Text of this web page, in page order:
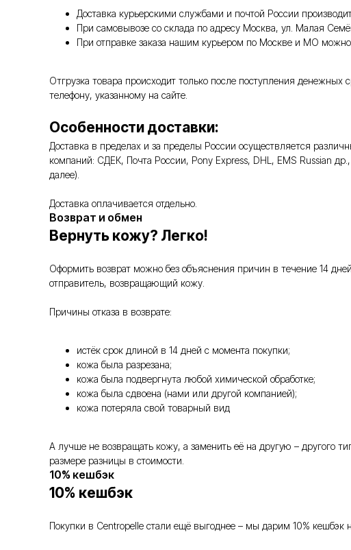
Доставка курьерскими службами и почтой России
При самовывозе со склада по адресу Москва, ул. Малая
При отправке заказа нашим курьером по Москве и МО
Отгрузка товара происходит только после поступления
телефону, указанному на сайте.
Особенности доставки:
Доставка в пределах и за пределы России осуществляется
компаний: СДЕК, Почта России, Pony Express, DHL, EMS Russian
далее).
Доставка оплачивается отдельно.
Возврат и обмен
Вернуть кожу? Легко!
Оформить возврат можно без объяснения причин в течение 14
отправитель, возвращающий кожу.
Причины отказа в возврате:
истёк срок длиной в 14 дней с момента покупки;
кожа была разрезана;
кожа была подвергнута любой химической обработке;
кожа была сдвоена (нами или другой компанией);
кожа потеряла свой товарный вид
А лучше не возвращать кожу, а заменить её на другую – другого
размере разницы в стоимости.
10% кешбэк
10% кешбэк
Покупки в Centropelle стали ещё выгоднее – мы дарим 10% кешбэк